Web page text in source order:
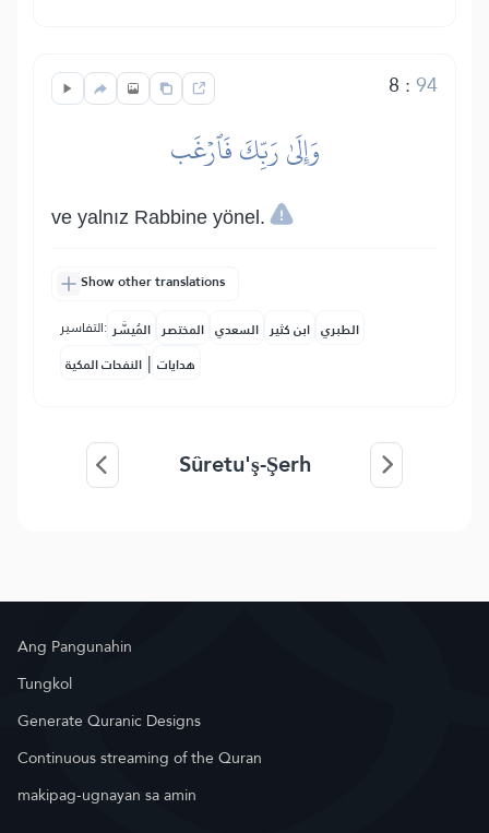
8 :94
وَإِلَىٰ رَبِّكَ فَٱرۡغَب
ve yalnız Rabbine yönel.
Show other translations
التفاسير: المُيسَّر المختصر السعدي ابن كثير الطبري
النفحات المكية | هدايات
Sûretu'ş-Şerh
Ang Pangunahin
Tungkol
Generate Quranic Designs
Continuous streaming of the Quran
makipag-ugnayan sa amin